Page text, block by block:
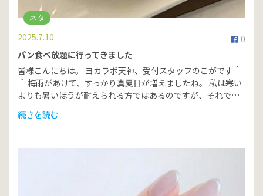
ネタ
0
2025.7.10
パン食べ放題に行ってきました
皆様こんにちは。 ヨカラボ天神、受付スタッフのこがです＾
＾ 梅雨があけて、すっかり真夏日が増えましたね。 私は寒い
よりも暑いほうが耐えられる方ではあるのですが、それで…
続きを読む